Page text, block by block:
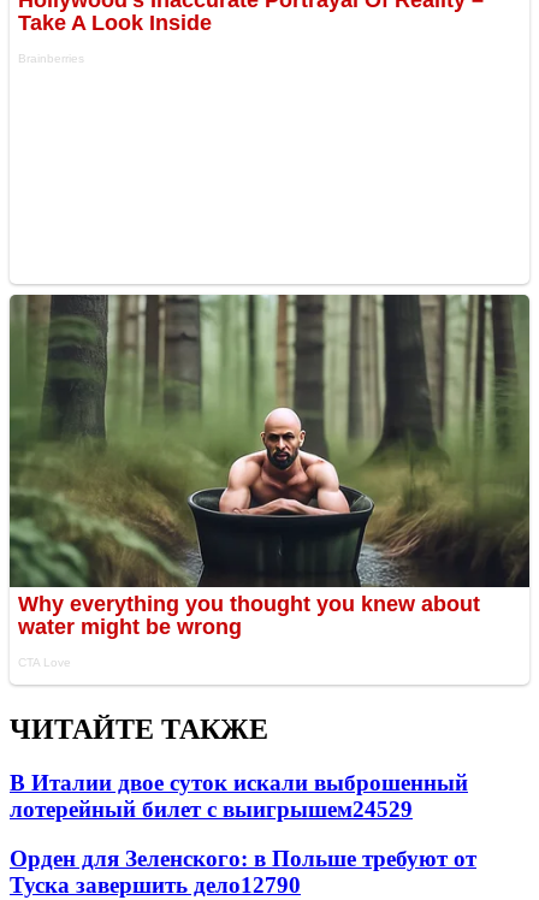
ЧИТАЙТЕ ТАКЖЕ
В Италии двое суток искали выброшенный
лотерейный билет с выигрышем24529
Орден для Зеленского: в Польше требуют от
Туска завершить дело12790